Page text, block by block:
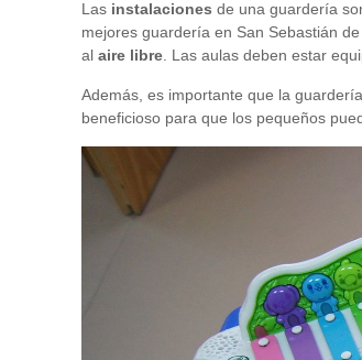
Las instalaciones de una guardería
mejores guardería en San Sebastián
alaire libre . Las aulas deben estar
Además, es importante que la
beneficioso para que los pequeños